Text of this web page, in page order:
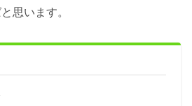
思います。